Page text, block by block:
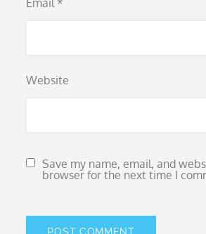
Email *
Website
Save my name, email, and
browser for the next time I